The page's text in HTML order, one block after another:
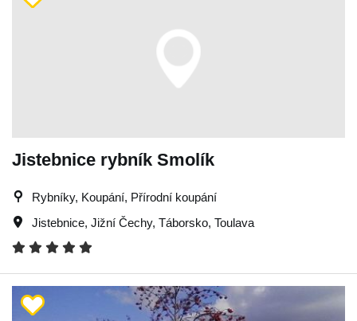
Jistebnice rybník Smolík
Rybníky, Koupání, Přírodní koupání
Jistebnice, Jižní Čechy, Táborsko, Toulava